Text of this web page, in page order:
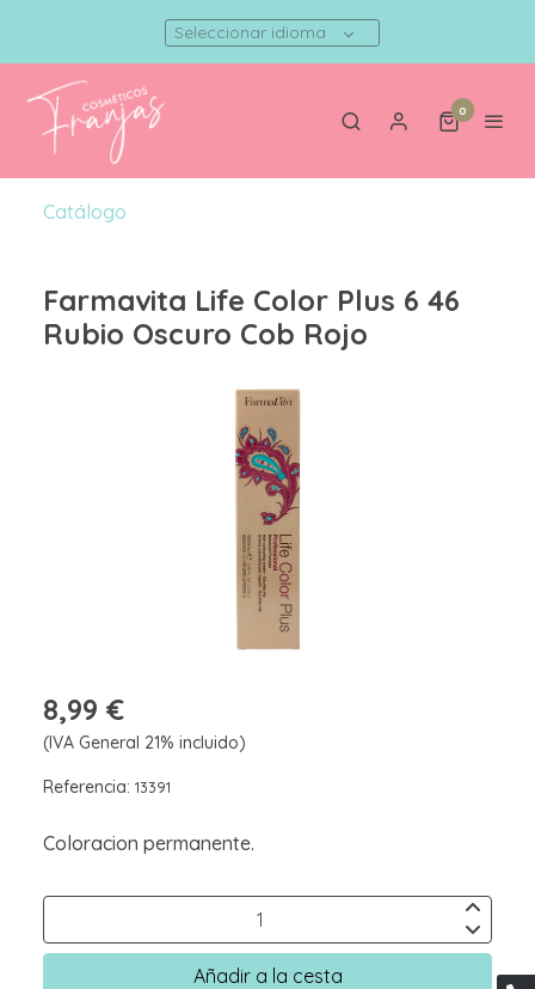
Seleccionar idioma
0
Catálogo
Farmavita Life Color Plus 6 46
Rubio Oscuro Cob Rojo
8,99 €
(IVA General 21% incluido)
Referencia: 13391
Coloracion permanente.
Añadir a la cesta